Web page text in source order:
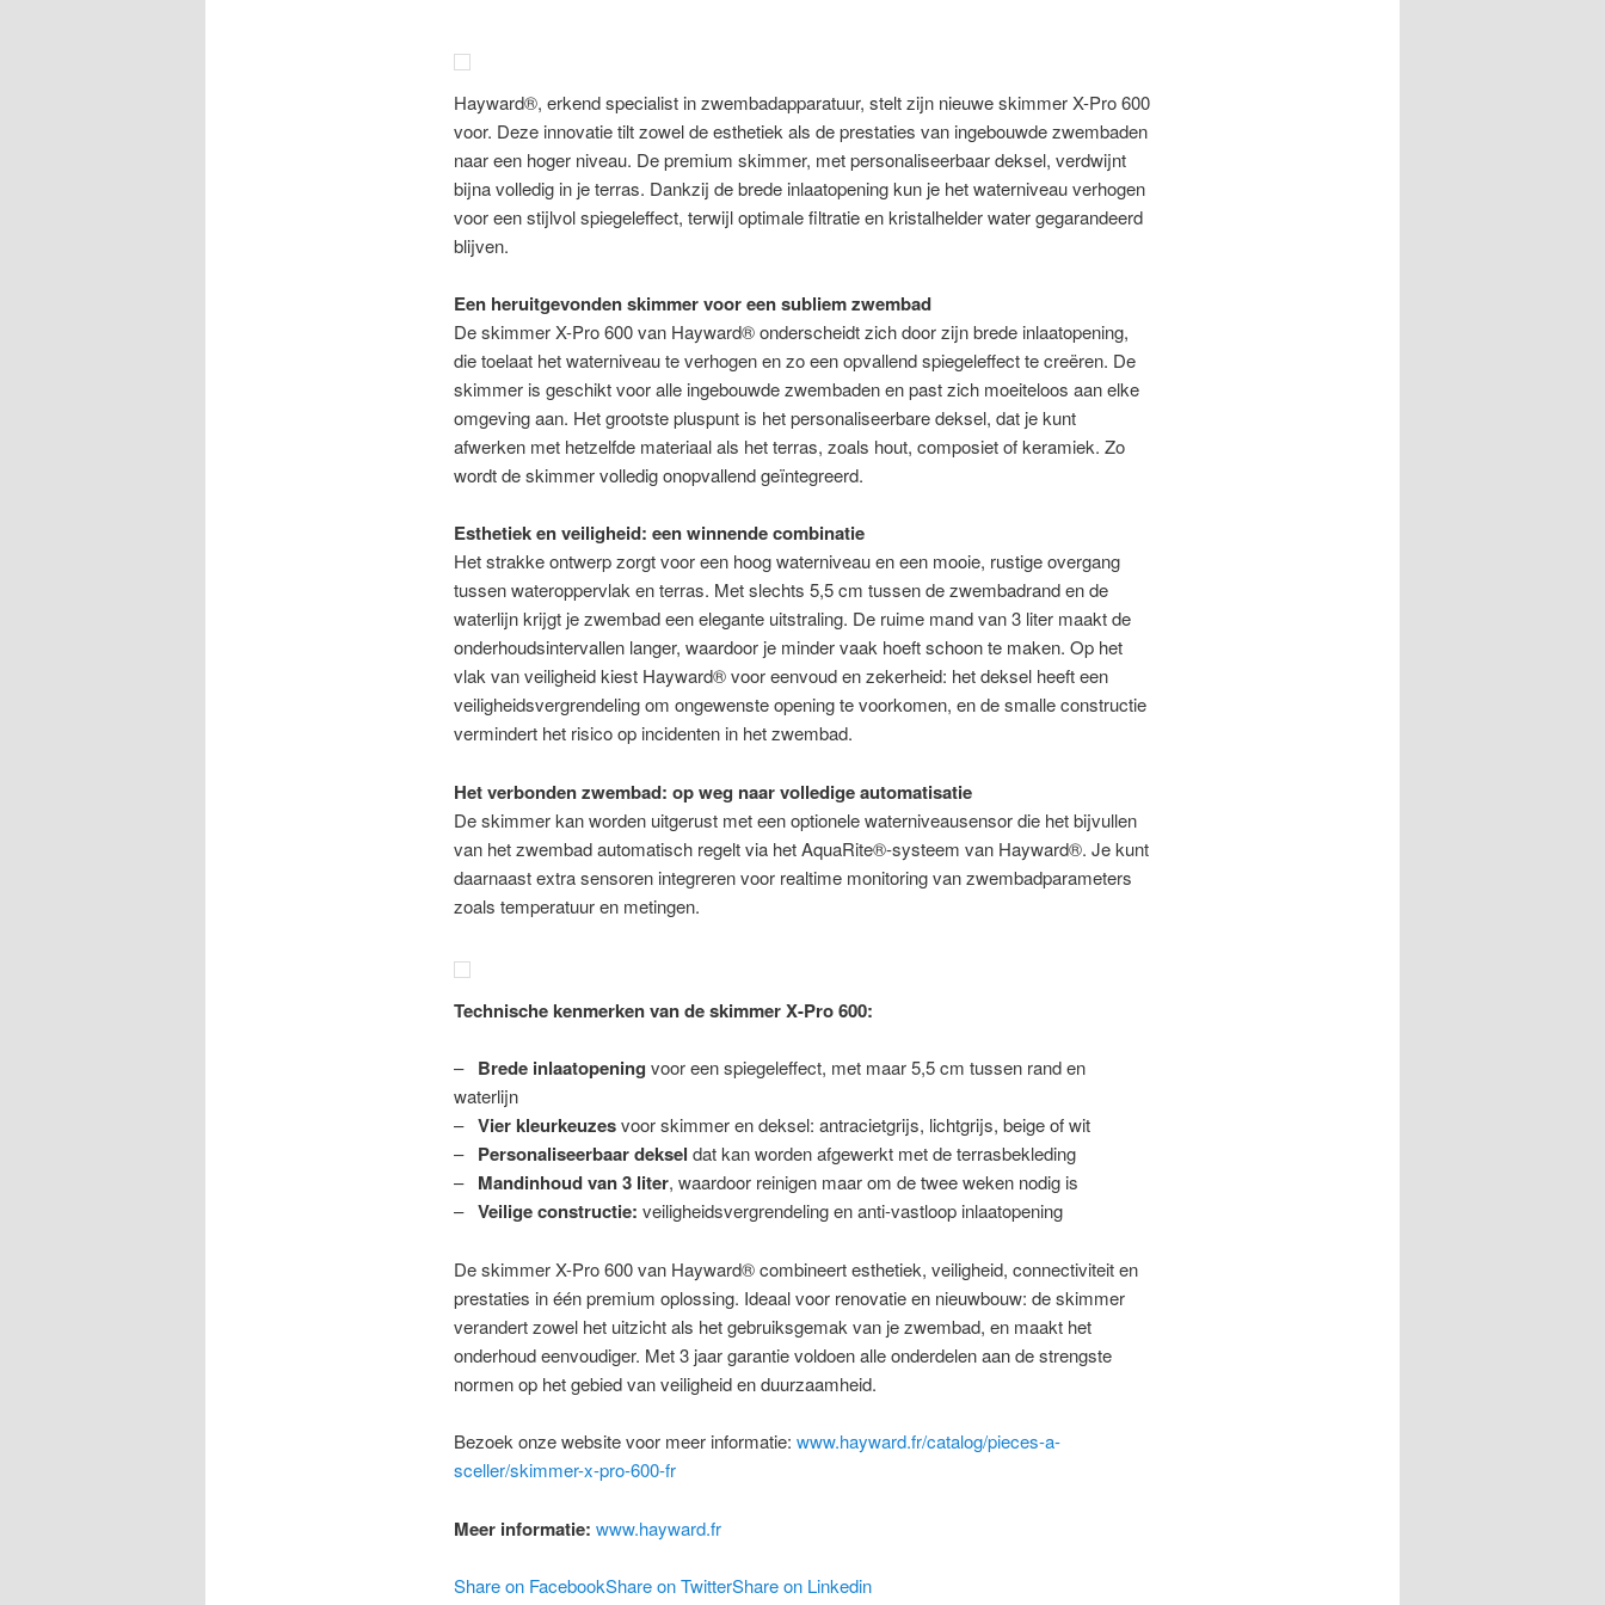
Hayward®, erkend specialist in zwembadapparatuur, stelt zijn nieuwe skimmer X-Pro 600
voor. Deze innovatie tilt zowel de esthetiek als de prestaties van ingebouwde zwembaden
naar een hoger niveau. De premium skimmer, met personaliseerbaar deksel, verdwijnt
bijna volledig in je terras. Dankzij de brede inlaatopening kun je het waterniveau verhogen
voor een stijlvol spiegeleffect, terwijl optimale filtratie en kristalhelder water gegarandeerd
blijven.
Een heruitgevonden skimmer voor een subliem zwembad
De skimmer X-Pro 600 van Hayward® onderscheidt zich door zijn brede inlaatopening,
die toelaat het waterniveau te verhogen en zo een opvallend spiegeleffect te creëren. De
skimmer is geschikt voor alle ingebouwde zwembaden en past zich moeiteloos aan elke
omgeving aan. Het grootste pluspunt is het personaliseerbare deksel, dat je kunt
afwerken met hetzelfde materiaal als het terras, zoals hout, composiet of keramiek. Zo
wordt de skimmer volledig onopvallend geïntegreerd.
Esthetiek en veiligheid: een winnende combinatie
Het strakke ontwerp zorgt voor een hoog waterniveau en een mooie, rustige overgang
tussen wateroppervlak en terras. Met slechts 5,5 cm tussen de zwembad­rand en de
waterlijn krijgt je zwembad een elegante uitstraling. De ruime mand van 3 liter maakt de
onderhoudsintervallen langer, waardoor je minder vaak hoeft schoon te maken. Op het
vlak van veiligheid kiest Hayward® voor eenvoud en zekerheid: het deksel heeft een
veiligheidsvergrendeling om ongewenste opening te voorkomen, en de smalle constructie
vermindert het risico op incidenten in het zwembad.
Het verbonden zwembad: op weg naar volledige automatisatie
De skimmer kan worden uitgerust met een optionele waterniveausensor die het bijvullen
van het zwembad automatisch regelt via het AquaRite®-systeem van Hayward®. Je kunt
daarnaast extra sensoren integreren voor realtime monitoring van zwembadparameters
zoals temperatuur en metingen.
Technische kenmerken van de skimmer X-Pro 600:
– Brede inlaatopening voor een spiegeleffect, met maar 5,5 cm tussen rand en
waterlijn
– Vier kleurkeuzesvoor skimmer en deksel: antracietgrijs, lichtgrijs, beige of wit
– Personaliseerbaar deksel dat kan worden afgewerkt met de terrasbekleding
– Mandinhoud van 3 liter, waardoor reinigen maar om de twee weken nodig is
– Veilige constructie: veiligheidsvergrendeling en anti-vastloop inlaatopening
De skimmer X-Pro 600 van Hayward® combineert esthetiek, veiligheid, connectiviteit en
prestaties in één premium oplossing. Ideaal voor renovatie en nieuwbouw: de skimmer
verandert zowel het uitzicht als het gebruiksgemak van je zwembad, en maakt het
onderhoud eenvoudiger. Met 3 jaar garantie voldoen alle onderdelen aan de strengste
normen op het gebied van veiligheid en duurzaamheid.
Bezoek onze website voor meer informatie: www.hayward.fr/catalog/pieces-a-
sceller/skimmer-x-pro-600-fr
Meer informatie: www.hayward.fr
Share on FacebookShare on TwitterShare on Linkedin